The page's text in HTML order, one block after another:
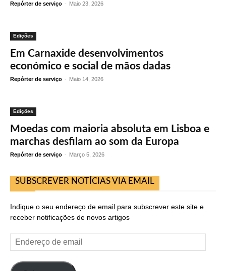
Repórter de serviço - Maio 23, 2026
Edições
Em Carnaxide desenvolvimentos
económico e social de mãos dadas
Repórter de serviço - Maio 14, 2026
Edições
Moedas com maioria absoluta em Lisboa e
marchas desfilam ao som da Europa
Repórter de serviço - Março 5, 2026
SUBSCREVER NOTÍCIAS VIA EMAIL
Indique o seu endereço de email para subscrever este site e
receber notificações de novos artigos
Endereço
de